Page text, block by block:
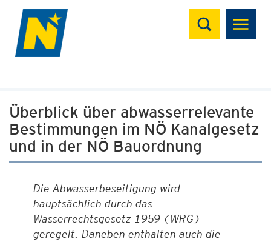
Suchen
Überblick über abwasserrelevante
Bestimmungen im NÖ Kanalgesetz
und in der NÖ Bauordnung
Die Abwasserbeseitigung wird
hauptsächlich durch das
Wasserrechtsgesetz 1959 (WRG)
geregelt. Daneben enthalten auch die